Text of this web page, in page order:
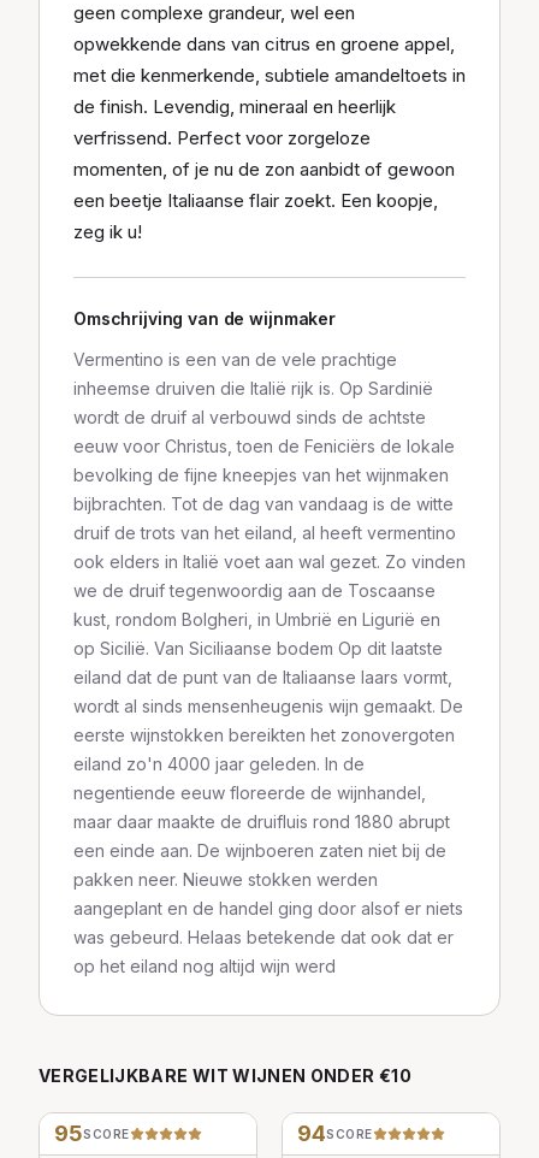
geen complexe grandeur, wel een
opwekkende dans van citrus en groene appel,
met die kenmerkende, subtiele amandeltoets in
de finish. Levendig, mineraal en heerlijk
verfrissend. Perfect voor zorgeloze
momenten, of je nu de zon aanbidt of gewoon
een beetje Italiaanse flair zoekt. Een koopje,
zeg ik u!
Omschrijving van de wijnmaker
Vermentino is een van de vele prachtige
inheemse druiven die Italië rijk is. Op Sardinië
wordt de druif al verbouwd sinds de achtste
eeuw voor Christus, toen de Feniciërs de lokale
bevolking de fijne kneepjes van het wijnmaken
bijbrachten. Tot de dag van vandaag is de witte
druif de trots van het eiland, al heeft vermentino
ook elders in Italië voet aan wal gezet. Zo vinden
we de druif tegenwoordig aan de Toscaanse
kust, rondom Bolgheri, in Umbrië en Ligurië en
op Sicilië. Van Siciliaanse bodem Op dit laatste
eiland dat de punt van de Italiaanse laars vormt,
wordt al sinds mensenheugenis wijn gemaakt. De
eerste wijnstokken bereikten het zonovergoten
eiland zo'n 4000 jaar geleden. In de
negentiende eeuw floreerde de wijnhandel,
maar daar maakte de druifluis rond 1880 abrupt
een einde aan. De wijnboeren zaten niet bij de
pakken neer. Nieuwe stokken werden
aangeplant en de handel ging door alsof er niets
was gebeurd. Helaas betekende dat ook dat er
op het eiland nog altijd wijn werd
VERGELIJKBARE WIT WIJNEN ONDER €10
95SCORE 94SCORE